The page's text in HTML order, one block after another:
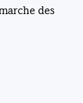
des